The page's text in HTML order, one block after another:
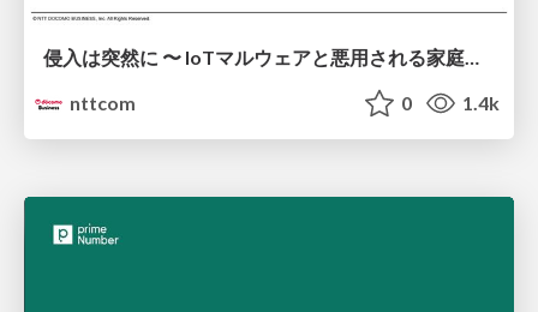
侵入は突然に 〜 IoTマルウェアと悪用される家庭の機器 ～ / When Intrusion Strikes: IoT Malware and the Abuse of Home Devices
nttcom
0 1.4k